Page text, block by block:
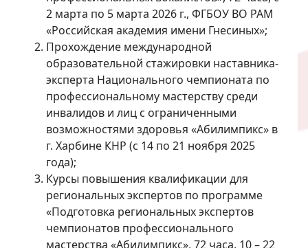
2 марта по 5 марта 2026 г., ФГБОУ ВО РАМ
«Российская академия имени Гнесиных»;
Прохождение международной
образовательной стажировки наставника-
эксперта Национального чемпионата по
профессиональному мастерству среди
инвалидов и лиц с ограниченными
возможностями здоровья «Абилимпикс» в
г. Харбине КНР (с 14 по 21 ноября 2025
года);
Курсы повышения квалификации для
региональных экспертов по программе
«Подготовка региональных экспертов
чемпионатов профессионального
мастерства «Абилимпикс», 72 часа, 10 – 22